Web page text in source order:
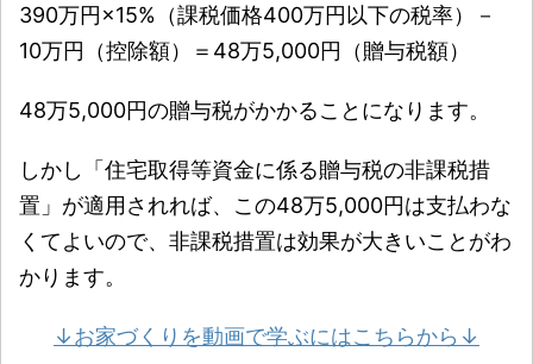
390万円×15%（課税価格400万円以下の税率）－
10万円（控除額）＝48万5,000円（贈与税額）
48万5,000円の贈与税がかかることになります。
しかし「住宅取得等資金に係る贈与税の非課税措
置」が適用されれば、この48万5,000円は支払わな
くてよいので、非課税措置は効果が大きいことがわ
かります。
↓お家づくりを動画で学ぶにはこちらから↓